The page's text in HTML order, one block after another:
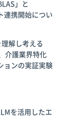
」と
連携開始につい
解し考える
介護業界特化
ョンの実証実験
を活用したエ